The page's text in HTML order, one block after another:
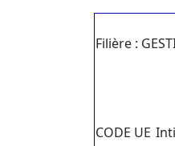
Filière :
CODE UE